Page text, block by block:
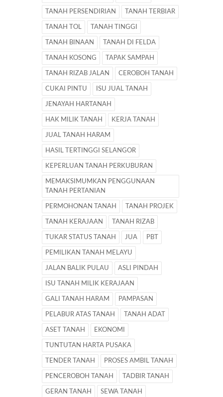
TANAH PERSENDIRIAN TANAH TERBIAR
TANAH TOL TANAH TINGGI
TANAH BINAAN TANAH DI FELDA
TANAH KOSONG TAPAK SAMPAH
TANAH RIZAB JALAN CEROBOH TANAH
CUKAI PINTU ISU JUAL TANAH
JENAYAH HARTANAH
HAK MILIK TANAH KERJA TANAH
JUAL TANAH HARAM
HASIL TERTINGGI SELANGOR
KEPERLUAN TANAH PERKUBURAN
MEMAKSIMUMKAN PENGGUNAAN
TANAH PERTANIAN
PERMOHONAN TANAH TANAH PROJEK
TANAH KERAJAAN TANAH RIZAB
TUKAR STATUS TANAH JUA PBT
PEMILIKAN TANAH MELAYU
JALAN BALIK PULAU ASLI PINDAH
ISU TANAH MILIK KERAJAAN
GALI TANAH HARAM PAMPASAN
PELABUR ATAS TANAH TANAH ADAT
ASET TANAH EKONOMI
TUNTUTAN HARTA PUSAKA
TENDER TANAH PROSES AMBIL TANAH
PENCEROBOH TANAH TADBIR TANAH
GERAN TANAH SEWA TANAH